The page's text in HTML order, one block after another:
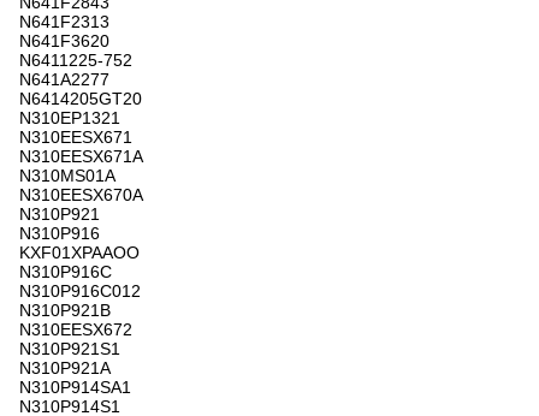
N641F2313
N641F3620
N6411225-752
N641A2277
N6414205GT20
N310EP1321
N310EESX671
N310EESX671A
N310MS01A
N310EESX670A
N310P921
N310P916
KXF01XPAAOO
N310P916C
N310P916C012
N310P921B
N310EESX672
N310P921S1
N310P921A
N310P914SA1
N310P914S1